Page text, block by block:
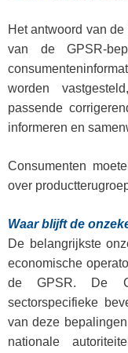
Het antwoord van
van de GPSR-
worden
passende
informeren en
Consumenten
over
Waar blijft de
De belangrijkste
economische
de GPSR. De
sectorspecifieke
van deze
nationale